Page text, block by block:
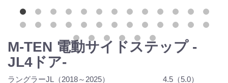
M-TEN 電動サイドステップ -
JL4ドア-
ラングラーJL（2018～2025） 4.5（5.0）